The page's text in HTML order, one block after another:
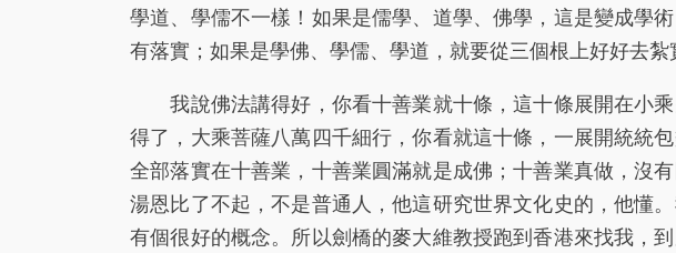
學道、學儒不一樣！如果是儒學、道學、佛學，這是變成學
有落實；如果是學佛、學儒、學道，就要從三個根上好好去紮
我說佛法講得好，你看十善業就十條，這十條展開在小
得了，大乘菩薩八萬四千細行，你看就這十條，一展開統統
全部落實在十善業，十善業圓滿就是成佛；十善業真做，沒
湯恩比了不起，不是普通人，他這研究世界文化史的，他懂
有個很好的概念。所以劍橋的麥大維教授跑到香港來找我，